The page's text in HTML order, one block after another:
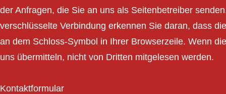
der Anfragen, die Sie an uns als Seitenbetreiber
verschlüsselte Verbindung erkennen Sie daran, dass
an dem Schloss-Symbol in Ihrer Browserzeile. Wenn
uns übermitteln, nicht von Dritten mitgelesen werden.
Kontaktformular